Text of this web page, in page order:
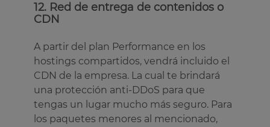
12. Red de entrega de contenidos o
CDN
A partir del plan Performance en los
hostings compartidos, vendrá incluido el
CDN de la empresa. La cual te brindará
una protección anti-DDoS para que
tengas un lugar mucho más seguro. Para
los paquetes menores al mencionado,